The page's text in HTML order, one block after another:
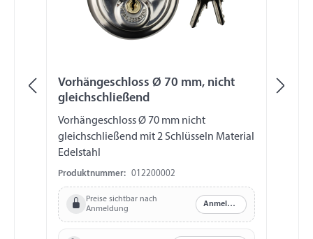
Vorhängeschloss Ø 70 mm, nicht
gleichschließend
Vorhängeschloss Ø 70 mm nicht
gleichschließend mit 2 Schlüsseln Material
Edelstahl
Produktnummer: 012200002
Preise sichtbar nach
Anmeldung
Anmelden